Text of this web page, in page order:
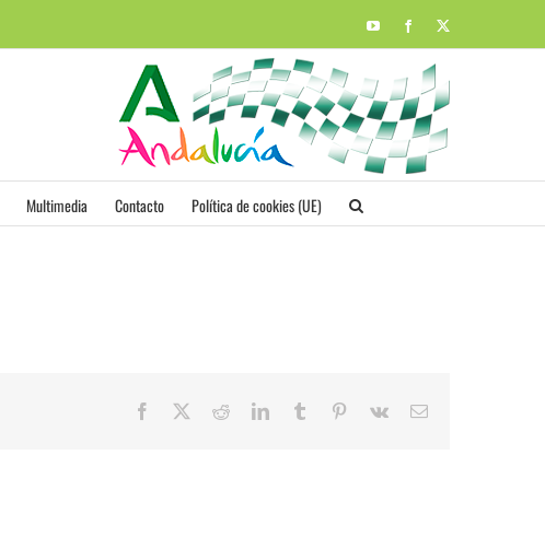
YouTubeFacebook
Multimedia Contacto Política de cookies (UE)
Facebook RedditLinkedInTumblr Pinterest
Vk
Correo